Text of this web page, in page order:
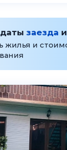
заезда и
жилья и